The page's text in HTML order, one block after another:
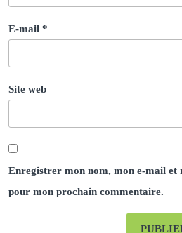
E-mail *
Site web
Enregistrer mon nom, mon e-mail et
pour mon prochain commentaire.